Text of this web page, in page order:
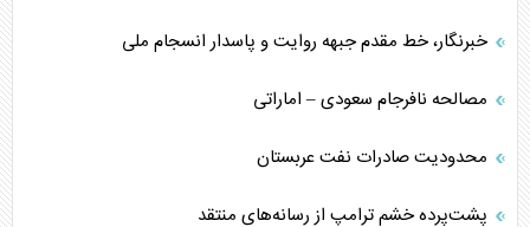
خبرنگار، خط مقدم جبهه روایت و پاسدار انسجام ملی
مصالحه نافرجام سعودی – اماراتی
محدودیت صادرات نفت عربستان
پشت‌پرده خشم ترامپ از رسانه‌های منتقد